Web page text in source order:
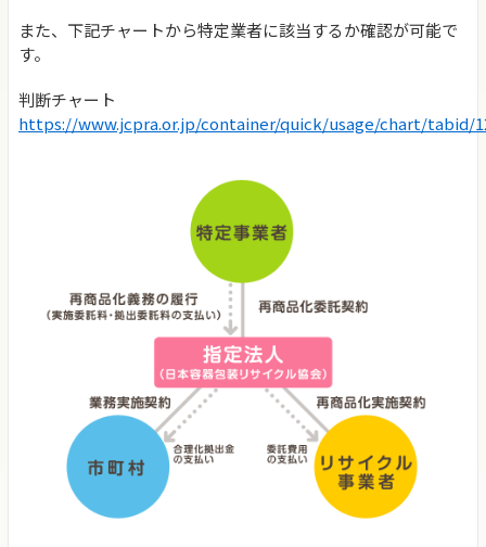
また、下記チャートから特定業者に該当するか確認が可能で
す。
判断チャート
https://www.jcpra.or.jp/container/quick/usage/chart/tabid/